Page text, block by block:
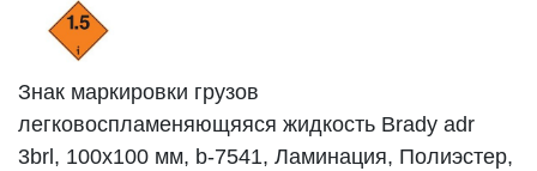
Знак маркировки грузов
легковоспламеняющяяся жидкость Brady adr
3brl, 100x100 мм, b-7541, Ламинация, Полиэстер,